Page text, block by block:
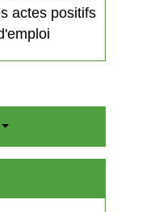
actes positifs